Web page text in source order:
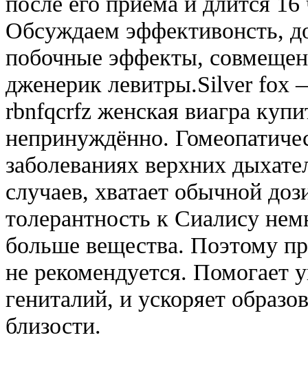
Обсуждаем эффективонсть,
побочные эффекты,
дженерик левитры.Silver fox
rbnfqcrfz женская виагра
непринуждённо.
заболеваниях верхних
случаев, хватает обычной
толерантность к Сиалису
больше вещества. Поэтому
не рекомендуется. Помогает
гениталий, и ускоряет
близости.